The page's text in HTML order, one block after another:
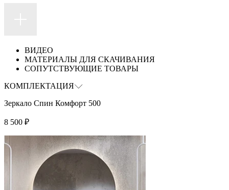
ВИДЕО
МАТЕРИАЛЫ ДЛЯ СКАЧИВАНИЯ
СОПУТСТВУЮЩИЕ ТОВАРЫ
КОМПЛЕКТАЦИЯ
Зеркало Спин Комфорт 500
8 500 ₽